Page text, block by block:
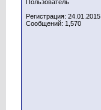
Пользователь
Регистрация: 24.01.2015
Сообщений: 1,570